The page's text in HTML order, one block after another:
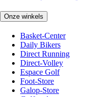
Onze winkels
Basket-Center
Daily Bikers
Direct Running
Direct-Volley
Espace Golf
Foot-Store
Galop-Store